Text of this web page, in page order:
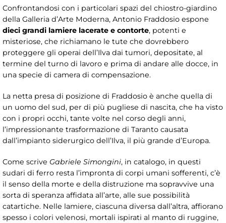
Confrontandosi con i particolari spazi del chiostro-giardino
della Galleria d’Arte Moderna, Antonio Fraddosio espone
dieci grandi lamiere lacerate e contorte, potenti e
misteriose, che richiamano le tute che dovrebbero
proteggere gli operai dell’Ilva dai tumori, depositate, al
termine del turno di lavoro e prima di andare alle docce, in
una specie di camera di compensazione.
La netta presa di posizione di Fraddosio è anche quella di
un uomo del sud, per di più pugliese di nascita, che ha visto
con i propri occhi, tante volte nel corso degli anni,
l’impressionante trasformazione di Taranto causata
dall’impianto siderurgico dell’Ilva, il più grande d’Europa.
Come scrive Gabriele Simongini, in catalogo, in questi
sudari di ferro resta l’impronta di corpi umani sofferenti, c’è
il senso della morte e della distruzione ma sopravvive una
sorta di speranza affidata all’arte, alle sue possibilità
catartiche. Nelle lamiere, ciascuna diversa dall’altra, affiorano
spesso i colori velenosi, mortali ispirati al manto di ruggine,